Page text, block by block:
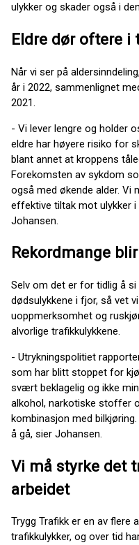
ulykker og skader også i
Eldre dør oftere i
Når vi ser på
år i 2022, sammenlignet
2021.
- Vi lever lengre og holder
eldre har høyere risiko for
blant annet at kroppens
Forekomsten av sykdom
også med økende alder. Vi
effektive tiltak mot ulykker
Johansen.
Rekordmange
Selv om det er for tidlig å
dødsulykkene i fjor, så vet
uoppmerksomhet og
alvorlige trafikkulykkene.
- Utrykningspolitiet
som har blitt stoppet for
svært beklagelig og ikke
alkohol, narkotiske stoffer
kombinasjon med
å gå, sier Johansen.
Vi må styrke det
arbeidet
Trygg Trafikk er en av flere
trafikkulykker, og over tid